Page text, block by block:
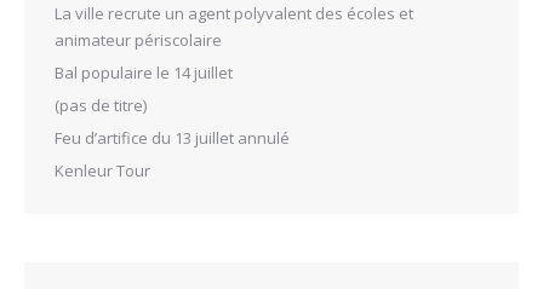
La ville recrute un agent polyvalent des écoles et
animateur périscolaire
Bal populaire le 14 juillet
(pas de titre)
Feu d’artifice du 13 juillet annulé
Kenleur Tour